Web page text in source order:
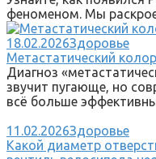
феноменом. Мы
18.02.2026Здоровье
Метастатический
Диагноз
звучит пугающе, но
всё больше
11.02.2026Здоровье
Какой диаметр